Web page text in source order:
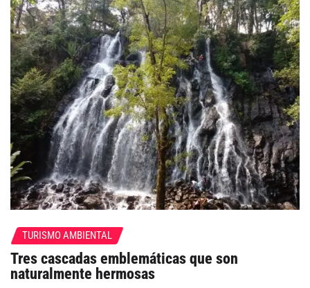
TURISMO AMBIENTAL
Tres cascadas emblemáticas que son
naturalmente hermosas